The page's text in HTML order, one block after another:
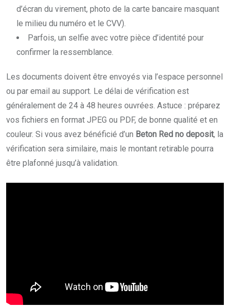
d’écran du virement, photo de la carte bancaire masquant
le milieu du numéro et le CVV).
Parfois, un selfie avec votre pièce d’identité pour
confirmer la ressemblance.
Les documents doivent être envoyés via l’espace personnel
ou par email au support. Le délai de vérification est
généralement de 24 à 48 heures ouvrées. Astuce : préparez
vos fichiers en format JPEG ou PDF, de bonne qualité et en
couleur. Si vous avez bénéficié d’un Beton Red no deposit, la
vérification sera similaire, mais le montant retirable pourra
être plafonné jusqu’à validation.